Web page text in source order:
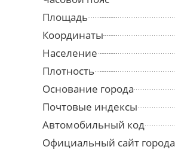
Площадь
Координаты
Население
Плотность
Основание города
Почтовые индексы
Автомобильный код
Официальный сайт города